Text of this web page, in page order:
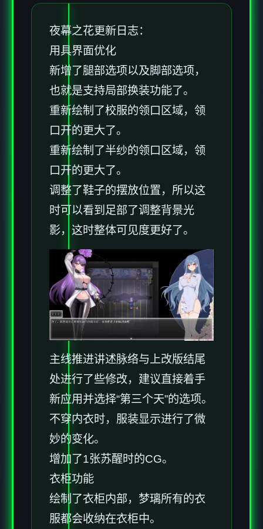
夜幕之花更新日志：
用具界面优化
新增了腿部选项以及脚部选项，
也就是支持局部换装功能了。
重新绘制了校服的领口区域，领
口开的更大了。
重新绘制了半纱的领口区域，领
口开的更大了。
调整了鞋子的摆放位置，所以这
时可以看到足部了调整背景光
影，这时整体可见度更好了。
主线推进讲述脉络与上改版结尾
处进行了些修改，建议直接着手
新应用并选择“第三个天”的选项。
不穿内衣时，服装显示进行了微
妙的变化。
增加了1张苏醒时的CG。
衣柜功能
绘制了衣柜内部，梦璃所有的衣
服都会收纳在衣柜中。